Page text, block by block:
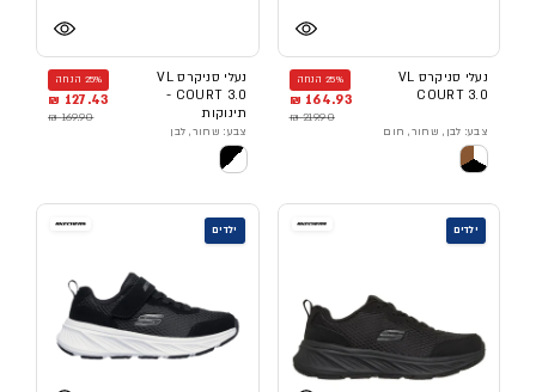
נעלי סניקרס VL
COURT 3.0
25% הנחה
164.93 ₪
219.90 ₪
צבע: לבן, שחור, חום
נעלי סניקרס VL
COURT 3.0 -
תינוקות
25% הנחה
127.43 ₪
169.90 ₪
צבע: שחור, לבן
ילדים ילדים